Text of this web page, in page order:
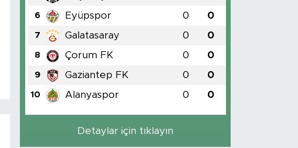
6 Eyüpspor 0 0
7 Galatasaray 0 0
8 Çorum FK 0 0
9 Gaziantep FK 0 0
10 Alanyaspor 0 0
Detaylar için tıklayın